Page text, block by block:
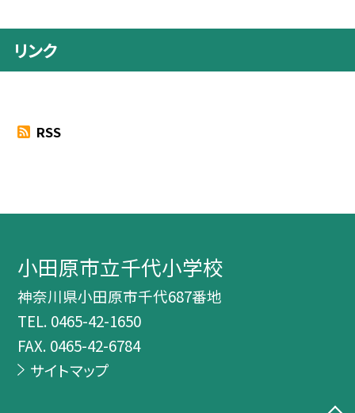
リンク
RSS
小田原市立千代小学校
神奈川県小田原市千代687番地
TEL. 0465-42-1650
FAX. 0465-42-6784
サイトマップ